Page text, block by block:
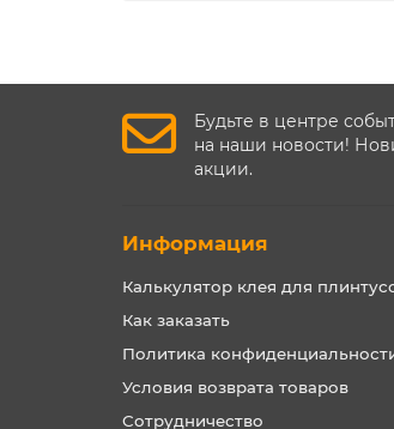
Будьте в центре
на наши новости!
акции.
Информация
Калькулятор клея для
Как заказать
Политика
Условия возврата товаров
Сотрудничество